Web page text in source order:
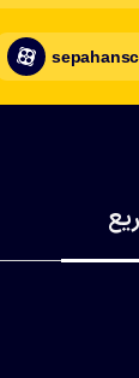
sepahansc